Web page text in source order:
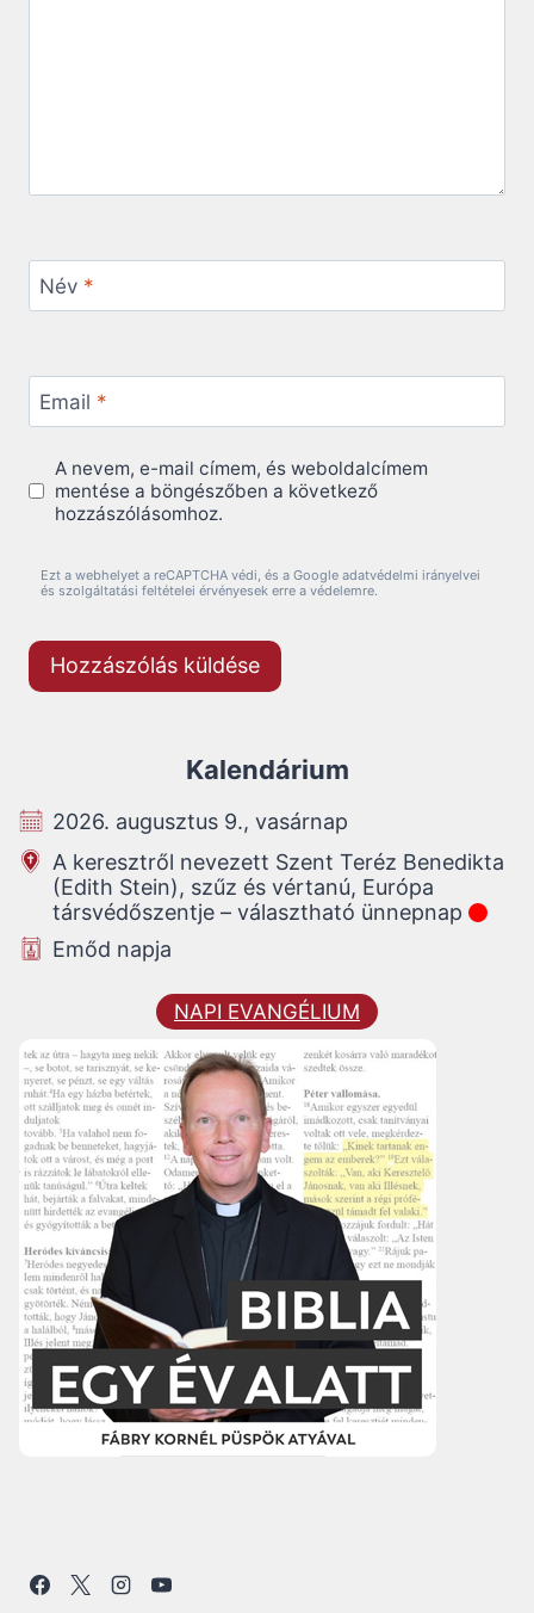
Név *
Email *
A nevem, e-mail címem, és weboldalcímem
mentése a böngészőben a következő
hozzászólásomhoz.
Ezt a webhelyet a reCAPTCHA védi, és a Google adatvédelmi irányelvei
és szolgáltatási feltételei érvényesek erre a védelemre.
Kalendárium
2026. augusztus 9., vasárnap
A keresztről nevezett Szent Teréz Benedikta
(Edith Stein), szűz és vértanú, Európa
társvédőszentje – választható ünnepnap
Emőd napja
NAPI EVANGÉLIUM